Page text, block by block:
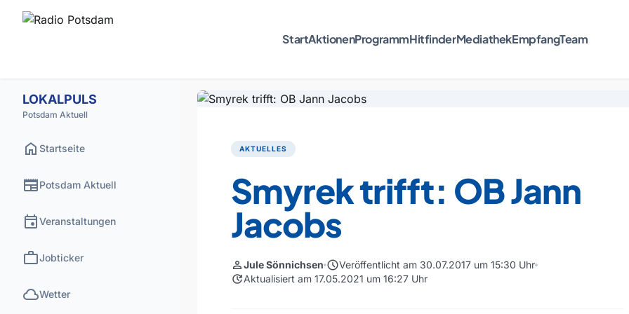
StartAktionenProgrammHitfinderMediathekEmpfangTeam
LOKALPULS
Potsdam Aktuell
home Startseite
newspaperPotsdam Aktuell
eventVeranstaltungen
workJobticker
cloudWetter
AKTUELLES
Smyrek trifft: OB Jann
Jacobs
personJule Sönnichsen scheduleVeröffentlicht am 30.07.2017 um 15:30 Uhr
updateAktualisiert am 17.05.2021 um 16:27 Uhr